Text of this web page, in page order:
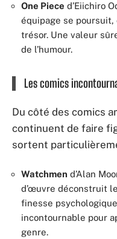
One Piece d’Eiichiro
équipage se
trésor. Une valeur
de l’humour.
Les comics
Du côté des comics
continuent de faire
sortent
Watchmen d’Alan
d’œuvre déconstruit
finesse
incontournable pour
genre.